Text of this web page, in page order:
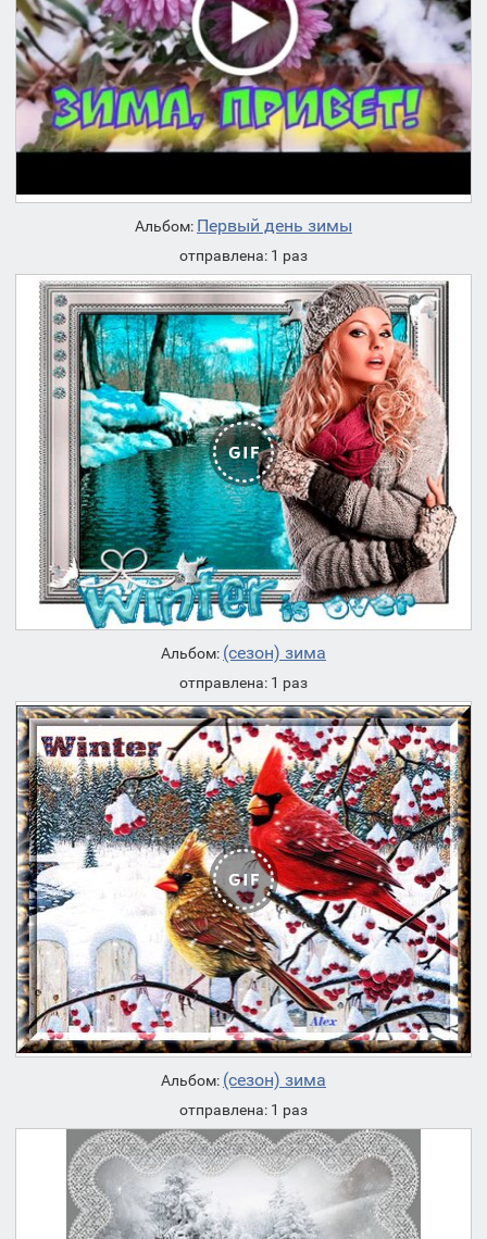
Альбом: Первый день зимы
отправлена: 1 раз
Альбом: (сезон) зима
отправлена: 1 раз
Альбом: (сезон) зима
отправлена: 1 раз